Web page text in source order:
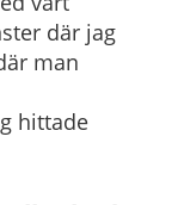
där jag
man
hittade